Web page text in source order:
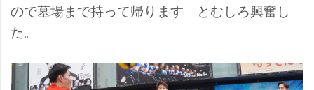
ので墓場まで持って帰ります」とむしろ興奮し
た。